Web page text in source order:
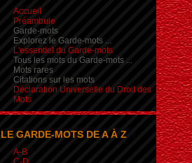
Accueil
Préambule
Garde-mots
Explorez le Garde-mots ...
L'essentiel du Garde-mots
Tous les mots du Garde-mots ...
Mots rares
Citations sur les mots
Déclaration Universelle du Droit des
Mots
LE GARDE-MOTS DE A À Z
A-B